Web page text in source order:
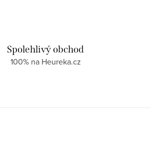
Spolehlivý obchod
100% na Heureka.cz